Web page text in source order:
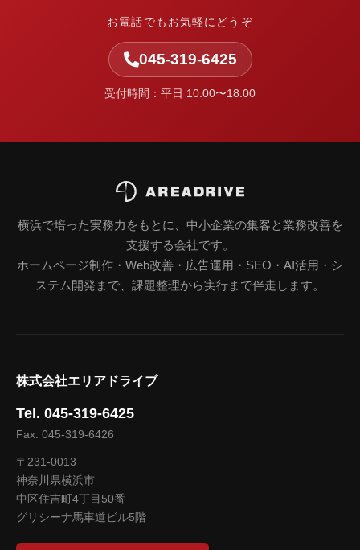
を整理し、実行まで伴走します。
お電話でもお気軽にどうぞ
045-319-6425
受付時間：平日 10:00〜18:00
横浜で培った実務力をもとに、中小企業の集客と業務改善を
支援する会社です。
ホームページ制作・Web改善・広告運用・SEO・AI活用・シ
ステム開発まで、課題整理から実行まで伴走します。
株式会社エリアドライブ
Tel. 045-319-6425
Fax. 045-319-6426
〒231-0013
神奈川県横浜市
中区住吉町4丁目50番
グリシーナ馬車道ビル5階